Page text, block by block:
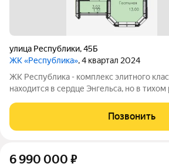
улица Республики,45Б
ЖК «Республика», 4 квартал 2024
ЖК Республика - комплекс элитного
находится в сердце Энгельса, но в тихом
доступности: детские сады, школы,
набережная и множество магазинов. А
Позвонить
6 990 000 ₽